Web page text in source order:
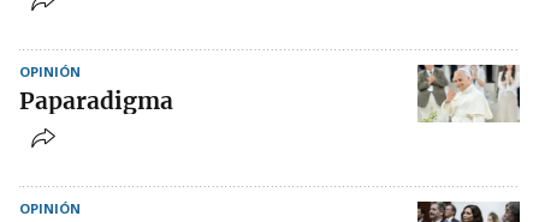
OPINIÓN
Paparadigma
OPINIÓN